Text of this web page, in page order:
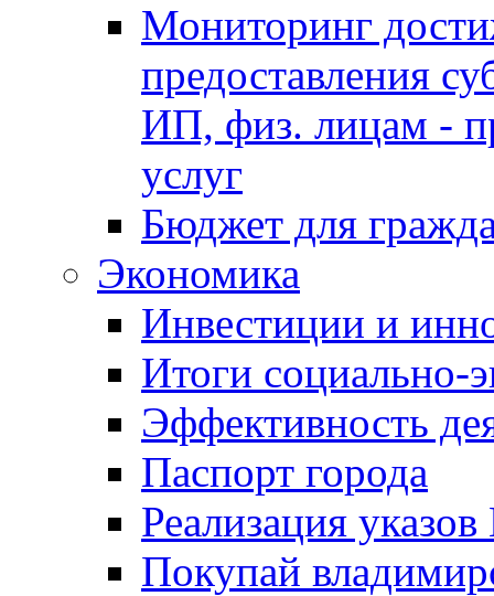
Мониторинг
предоставления
ИП, физ. лицам -
услуг
Бюджет для
Экономика
Инвестиции и
Итоги социально-
Эффективность
Паспорт города
Реализация
Покупай